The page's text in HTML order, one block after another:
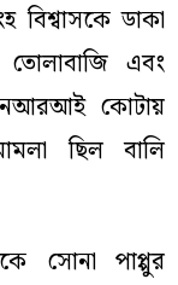
বিশ্বাসকে ডাকা
এবং
এনআরআই কোটায়
ছিল বালি
সোনা পাপ্পুর